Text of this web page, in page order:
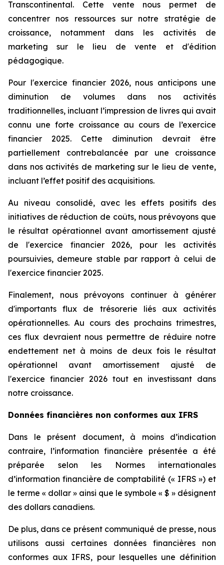
Transcontinental. Cette vente nous permet de
concentrer nos ressources sur notre stratégie de
croissance, notamment dans les activités de
marketing sur le lieu de vente et d'édition
pédagogique.
Pour l'exercice financier 2026, nous anticipons une
diminution de volumes dans nos activités
traditionnelles, incluant l’impression de livres qui avait
connu une forte croissance au cours de l’exercice
financier 2025. Cette diminution devrait être
partiellement contrebalancée par une croissance
dans nos activités de marketing sur le lieu de vente,
incluant l’effet positif des acquisitions.
Au niveau consolidé, avec les effets positifs des
initiatives de réduction de coûts, nous prévoyons que
le résultat opérationnel avant amortissement ajusté
de l'exercice financier 2026, pour les activités
poursuivies, demeure stable par rapport à celui de
l'exercice financier 2025.
Finalement, nous prévoyons continuer à générer
d'importants flux de trésorerie liés aux activités
opérationnelles. Au cours des prochains trimestres,
ces flux devraient nous permettre de réduire notre
endettement net à moins de deux fois le résultat
opérationnel avant amortissement ajusté de
l'exercice financier 2026 tout en investissant dans
notre croissance.
Données financières non conformes aux IFRS
Dans le présent document, à moins d’indication
contraire, l’information financière présentée a été
préparée selon les Normes internationales
d’information financière de comptabilité (« IFRS ») et
le terme « dollar » ainsi que le symbole « $ » désignent
des dollars canadiens.
De plus, dans ce présent communiqué de presse, nous
utilisons aussi certaines données financières non
conformes aux IFRS, pour lesquelles une définition